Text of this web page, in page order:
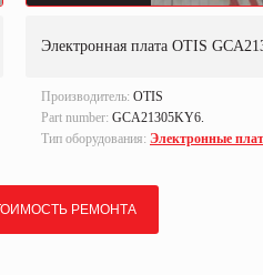
Электронная плата OTIS
Производитель: OTIS
Part number: GCA21305KY6.
Тип оборудования: Электронные
РЕМОНТА